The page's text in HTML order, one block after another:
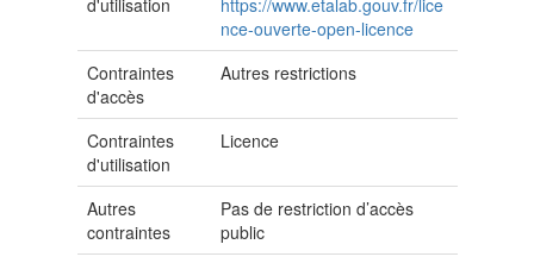
d'utilisation
https://www.etalab.gouv.fr/lice
nce-ouverte-open-licence
Contraintes
d'accès
Autres restrictions
Contraintes
d'utilisation
Licence
Autres
contraintes
Pas de restriction d’accès
public